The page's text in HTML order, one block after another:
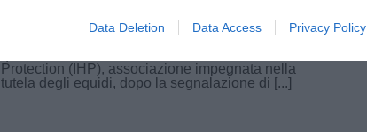
Data Deletion Data Access Privacy Policy
Una situazione paradossale che solleva
Protection (IHP), associazione impegnata nella
tutela degli equidi, dopo la segnalazione di [...]